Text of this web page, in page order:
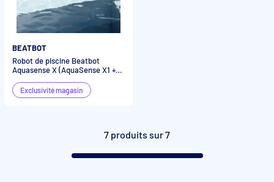
BEATBOT
Robot de piscine Beatbot
Aquasense X (AquaSense X1 +
Exclusivité magasin
7 produits sur 7